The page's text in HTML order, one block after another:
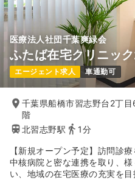
医療法人社団千葉爽緑会
ふたば在宅クリニッ
エージェント求人 車通勤可
千葉県船橋市習志野台2丁
階
北習志野駅
1分
【新規オープン予定】訪問診
中核病院と密な連携を取り、
い、地域の在宅医療の充実を目